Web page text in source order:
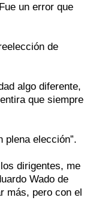
un error que
de
algo diferente,
que siempre
plena elección”.
dirigentes, me
Wado de
más, pero con el